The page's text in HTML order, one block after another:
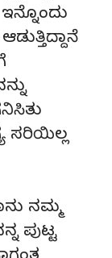
ಸರಿಯಿಲ್ಲ
ನಮ್ಮ
ಪುಟ್ಟ